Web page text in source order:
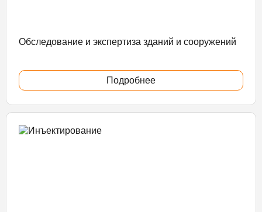
Обследование и экспертиза зданий и сооружений
Подробнее